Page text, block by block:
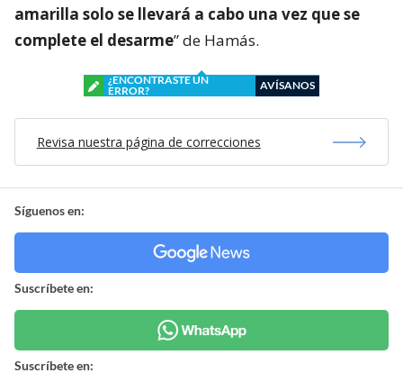
amarilla solo se llevará a cabo una vez que se
complete el desarme” de Hamás.
¿ENCONTRASTE UN
ERROR?
AVÍSANOS
Revisa nuestra página de correcciones
Síguenos en:
Suscríbete en:
Suscríbete en: